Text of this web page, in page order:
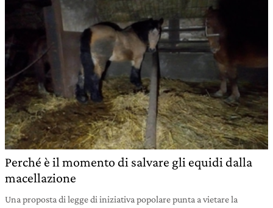
Perché è il momento di salvare gli equidi dalla
macellazione
Una proposta di legge di iniziativa popolare punta a vietare la